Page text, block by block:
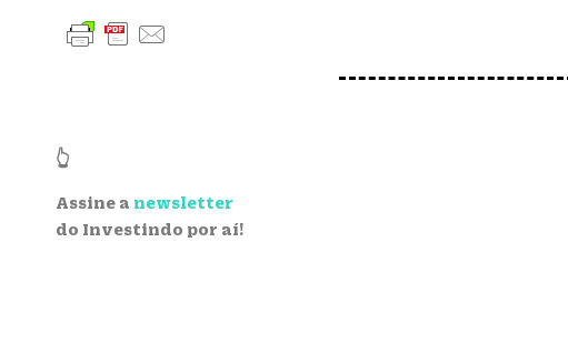
👆
Assine a newsletter
do Investindo por aí!